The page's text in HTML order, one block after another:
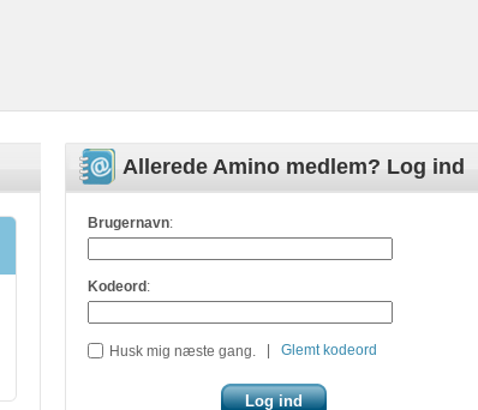
Allerede Amino medlem? Log ind
Brugernavn:
Kodeord :
Husk mig næste gang. Glemt kodeord